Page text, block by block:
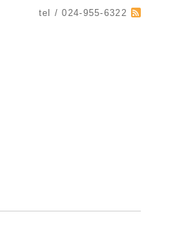
tel / 024-955-6322